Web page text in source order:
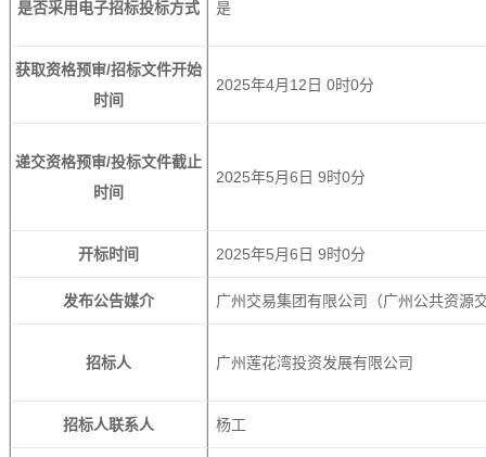
是否采用电子招标投标方式 是
获取资格预审/招标文件开始
时间
2025年4月12日 0时0分
递交资格预审/投标文件截止
时间
2025年5月6日 9时0分
开标时间 2025年5月6日 9时0分
发布公告媒介 广州交易集团有限公司（广州公共资源
招标人 广州莲花湾投资发展有限公司
招标人联系人 杨工